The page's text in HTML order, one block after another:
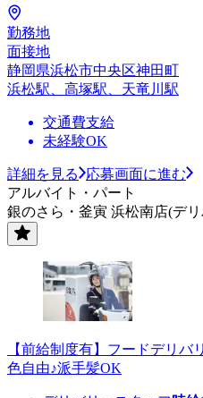
勤務地
面接地
静岡県浜松市中央区神田町
浜松駅、高塚駅、天竜川駅
交通費支給
未経験OK
詳細を見る
応募画面に進む
アルバイト・パート
銀のさら・釜寅 浜松南店(デ
【前給制度有】フードデリ
色自由♪派手髪OK